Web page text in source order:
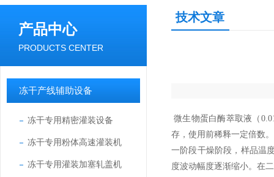
产品中心
PRODUCTS CENTER
冻干产线辅助设备
冻干专用精密灌装设备
冻干专用粉体高速灌装机
冻干专用灌装加塞轧盖机
技术文章
微生物蛋白酶萃取液（
存，使用前稀释一定倍数。
一阶段干燥阶段，样品温
度波动幅度逐渐缩小。在